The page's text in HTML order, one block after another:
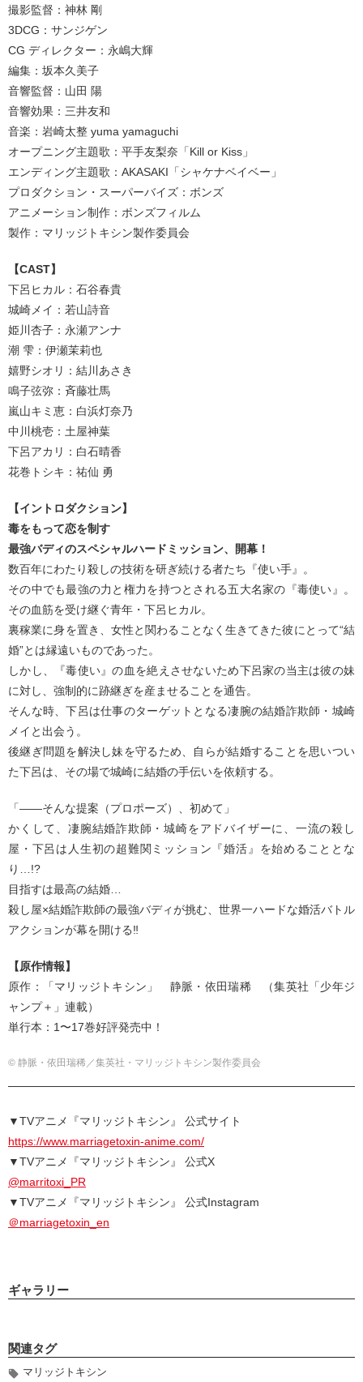
撮影監督：神林 剛
3DCG：サンジゲン
CG ディレクター：永嶋⼤輝
編集：坂本久美⼦
⾳響監督：⼭⽥ 陽
⾳響効果：三井友和
⾳楽：岩崎太整 yuma yamaguchi
オープニング主題歌：平手友梨奈「Kill or Kiss」
エンディング主題歌：AKASAKI「シャケナベイベー」
プロダクション・スーパーバイズ：ボンズ
アニメーション制作：ボンズフィルム
製作：マリッジトキシン製作委員会
【CAST】
下呂ヒカル：⽯⾕春貴
城崎メイ：若⼭詩⾳
姫川杏⼦：永瀬アンナ
潮 雫：伊瀬茉莉也
嬉野シオリ：結川あさき
鳴⼦弦弥：⻫藤壮⾺
嵐⼭キミ恵：⽩浜灯奈乃
中川桃壱：⼟屋神葉
下呂アカリ：⽩⽯晴⾹
花巻トシキ：祐仙 勇
【イントロダクション】
毒をもって恋を制す
最強バディのスペシャルハードミッション、開幕！
数百年にわたり殺しの技術を研ぎ続ける者たち『使い手』。
その中でも最強の力と権力を持つとされる五大名家の『毒使い』。
その血筋を受け継ぐ青年・下呂ヒカル。
裏稼業に身を置き、女性と関わることなく生きてきた彼にとって“結
婚”とは縁遠いものであった。
しかし、『毒使い』の血を絶えさせないため下呂家の当主は彼の妹
に対し、強制的に跡継ぎを産ませることを通告。
そんな時、下呂は仕事のターゲットとなる凄腕の結婚詐欺師・城崎
メイと出会う。
後継ぎ問題を解決し妹を守るため、自らが結婚することを思いつい
た下呂は、その場で城崎に結婚の手伝いを依頼する。
「――そんな提案（プロポーズ）、初めて」
かくして、凄腕結婚詐欺師・城崎をアドバイザーに、一流の殺し
屋・下呂は人生初の超難関ミッション『婚活』を始めることとな
り…!?
目指すは最高の結婚…
殺し屋×結婚詐欺師の最強バディが挑む、世界一ハードな婚活バトル
アクションが幕を開ける‼︎
【原作情報】
原作：「マリッジトキシン」 静脈・依田瑞稀 （集英社「少年ジ
ャンプ＋」連載）
単行本：1〜17巻好評発売中！
© 静脈・依田瑞稀／集英社・マリッジトキシン製作委員会
▼TVアニメ『マリッジトキシン』 公式サイト
https://www.marriagetoxin-anime.com/
▼TVアニメ『マリッジトキシン』 公式X
@marritoxi_PR
▼TVアニメ『マリッジトキシン』 公式Instagram
＠marriagetoxin_en
ギャラリー
関連タグ
マリッジトキシン